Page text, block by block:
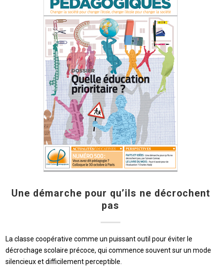
Une démarche pour qu’ils ne décrochent
pas
La classe coopérative comme un puissant outil pour éviter le
décrochage scolaire précoce, qui commence souvent sur un mode
silencieux et difficilement perceptible.